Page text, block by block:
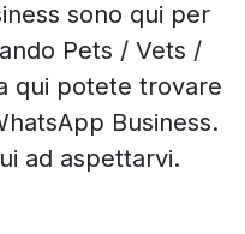
sono qui per
Pets / Vets /
qui potete trovare
Business.
ad aspettarvi.